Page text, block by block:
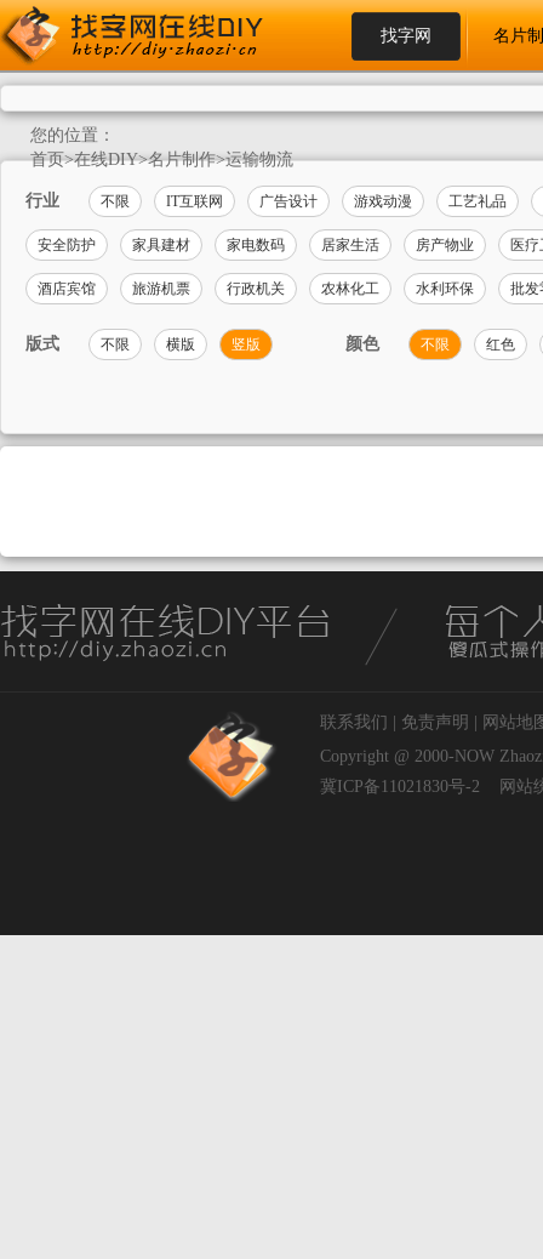
找字网 名片
您的位置：
首页>在线DIY>名片制作>运输物流
行业 不限 IT互联网 广告设计 游戏动漫 工艺礼品
安全防护 家具建材 家电数码 居家生活 房产物业 医
酒店宾馆 旅游机票 行政机关 农林化工 水利环保 批发
版式 不限 横版 竖版 颜色 不限 红色
联系我们 免责声明
网站地
Copyright @ 2000-NOW
冀ICP备11021830号-2
网站